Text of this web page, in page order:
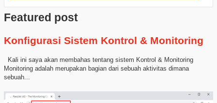
Featured post
Konfigurasi Sistem Kontrol & Monitoring
Kali ini saya akan membahas tentang sistem Kontrol & Monitoring
Monitoring adalah merupakan bagian dari sebuah aktivitas dimana
sebuah...